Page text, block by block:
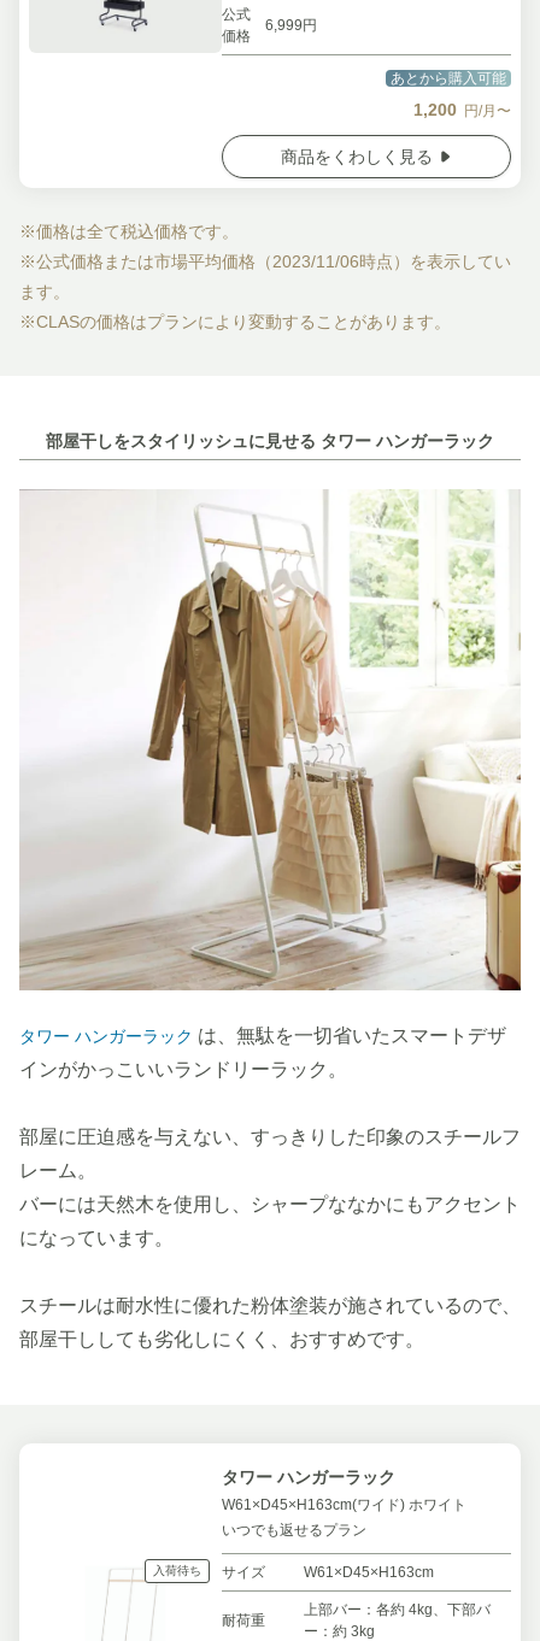
公式
価格
6,999円
あとから購入可能
1,200 円/月〜
商品をくわしく見る
※価格は全て税込価格です。
※公式価格または市場平均価格（2023/11/06時点）を表示してい
ます。
※CLASの価格はプランにより変動することがあります。
部屋干しをスタイリッシュに見せる タワー ハンガーラック
タワー ハンガーラック は、無駄を一切省いたスマートデザ
インがかっこいいランドリーラック。
部屋に圧迫感を与えない、すっきりした印象のスチールフ
レーム。
バーには天然木を使用し、シャープななかにもアクセント
になっています。
スチールは耐水性に優れた粉体塗装が施されているので、
部屋干ししても劣化しにくく、おすすめです。
入荷待ち
タワー ハンガーラック
W61×D45×H163cm(ワイド) ホワイト
いつでも返せるプラン
サイズ W61×D45×H163cm
耐荷重
上部バー：各約 4kg、下部バ
ー：約 3kg